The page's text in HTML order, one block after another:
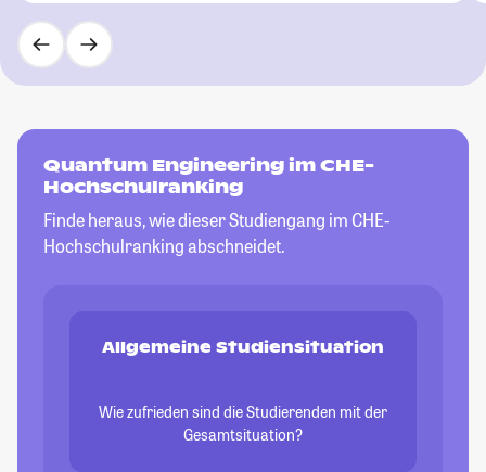
Quantum Engineering im CHE-
Hochschulranking
Finde heraus, wie dieser Studiengang im CHE-
Hochschulranking abschneidet.
Allgemeine Studiensituation
Wie zufrieden sind die Studierenden mit der
Gesamtsituation?